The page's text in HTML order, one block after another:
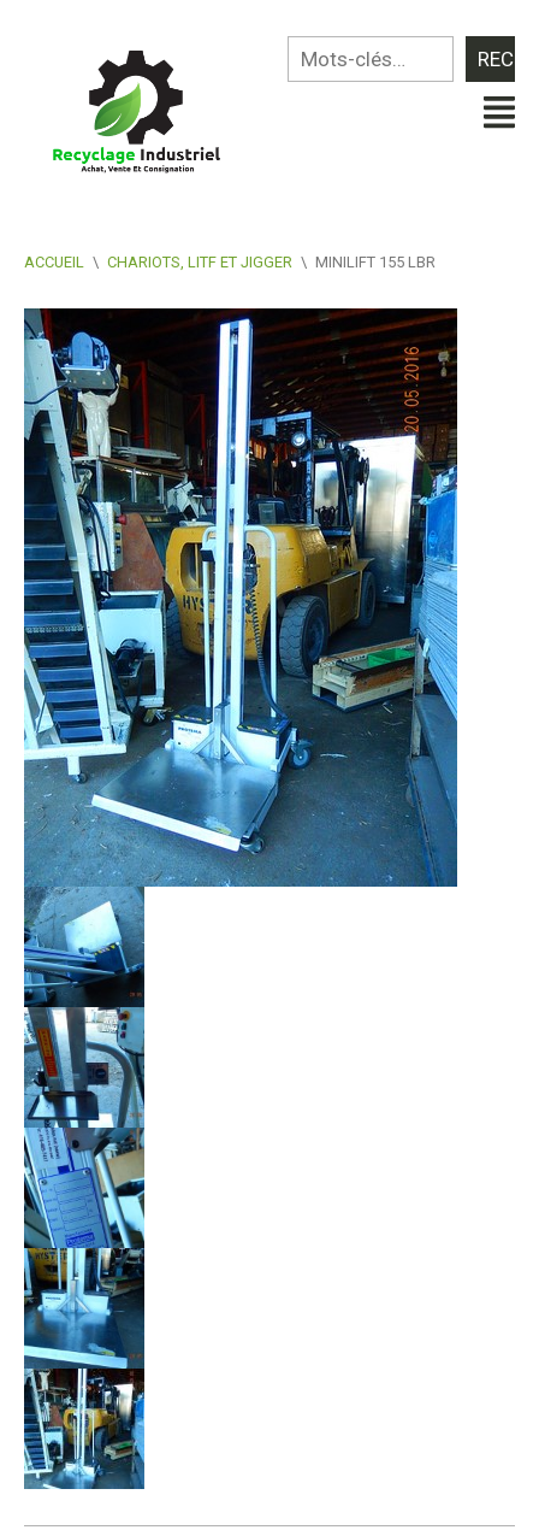
ACCUEIL \ CHARIOTS, LITF ET JIGGER \ MINILIFT 155 LBR